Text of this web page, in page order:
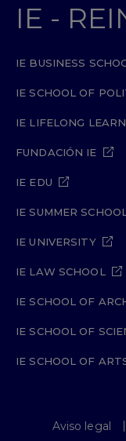
IE -
IE BUSINESS
IE SCHOOL OF
IE LIFELONG
FUNDACIÓN IE
IE EDU
IE SUMMER SCHOOL
IE UNIVERSITY
IE LAW SCHOOL
IE SCHOOL OF
IE SCHOOL OF
IE SCHOOL OF
Aviso legal